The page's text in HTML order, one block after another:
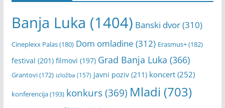
Banja Luka (1404) Banski dvor(310)
Cineplexx Palas(180) Dom omladine (312) Erasmus+(182)
festival (201) filmovi (197) Grad Banja Luka (366)
Grantovi(172) izložba (157) Javni poziv(211) koncert(252)
konferencija(193) konkurs(369) Mladi (703)